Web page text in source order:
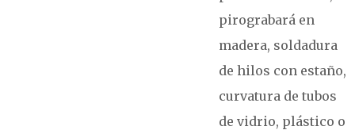
pirograbará en
madera, soldadura
de hilos con estaño,
curvatura de tubos
de vidrio, plástico o